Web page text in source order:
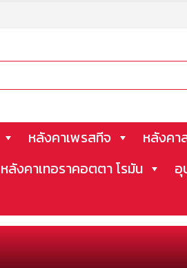
หลังคาเพรสทีจ หลังคา
หลังคาเทอราคอตตา โรมัน อุ